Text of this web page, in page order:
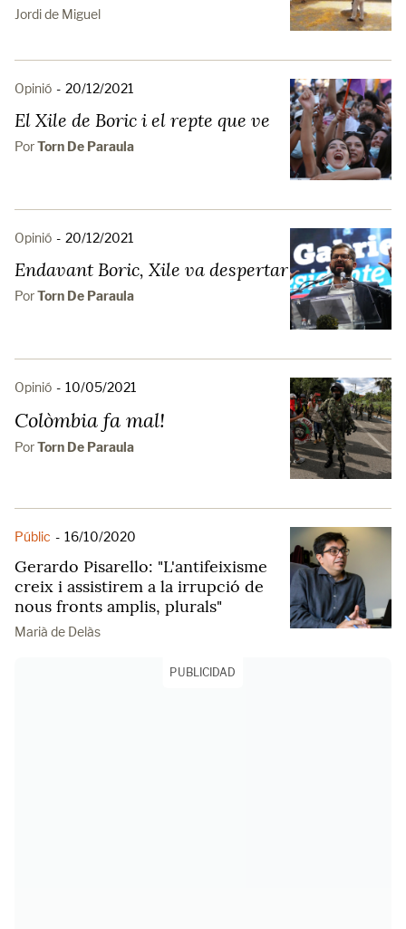
Jordi de Miguel
Opinió - 20/12/2021
El Xile de Boric i el repte que ve
PorTorn De Paraula
Opinió - 20/12/2021
Endavant Boric, Xile va despertar
PorTorn De Paraula
Opinió - 10/05/2021
Colòmbia fa mal!
PorTorn De Paraula
Públic - 16/10/2020
Gerardo Pisarello: "L'antifeixisme
creix i assistirem a la irrupció de
nous fronts amplis, plurals"
Marià de Delàs
PUBLICIDAD